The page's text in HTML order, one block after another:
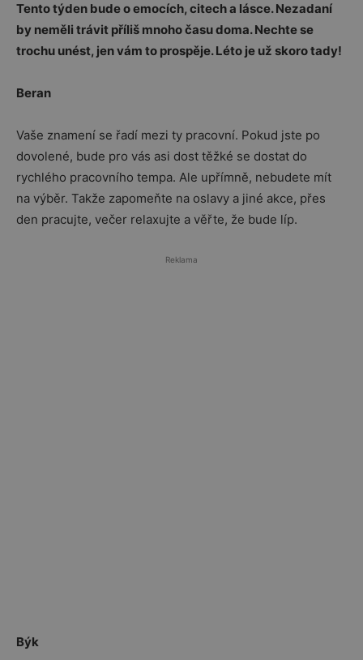
Tento týden bude o emocích, citech a lásce. Nezadaní
by neměli trávit příliš mnoho času doma. Nechte se
trochu unést, jen vám to prospěje. Léto je už skoro tady!
Beran
Vaše znamení se řadí mezi ty pracovní. Pokud jste po
dovolené, bude pro vás asi dost těžké se dostat do
rychlého pracovního tempa. Ale upřímně, nebudete mít
na výběr. Takže zapomeňte na oslavy a jiné akce, přes
den pracujte, večer relaxujte a věřte, že bude líp.
Reklama
Býk